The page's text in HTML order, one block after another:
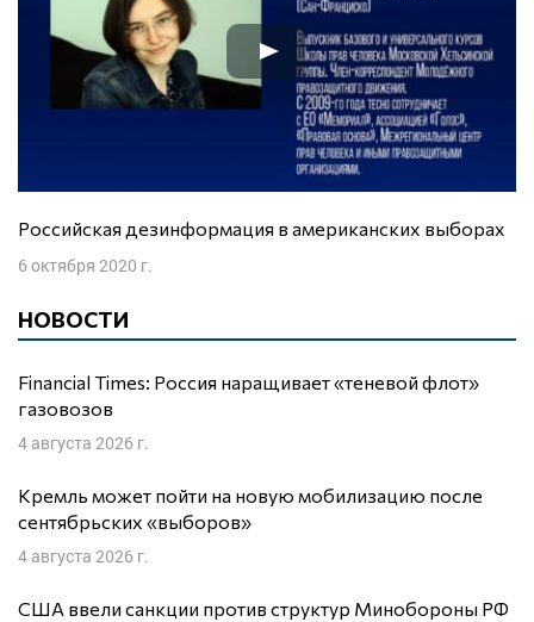
Российская дезинформация в американских выборах
6 октября 2020 г.
НОВОСТИ
Financial Times: Россия наращивает «теневой флот»
газовозов
4 августа 2026 г.
Кремль может пойти на новую мобилизацию после
сентябрьских «выборов»
4 августа 2026 г.
США ввели санкции против структур Минобороны РФ